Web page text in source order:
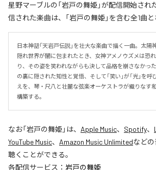
星野マーブルの「岩戸の舞姫」が配信開始さ
信された楽曲は、「岩戸の舞姫」を含む全1曲と
日本神話「天岩戸伝説」を壮大な楽曲で描く一曲。太陽
隠れ世界が闇に包まれたとき、女神アメノウズメは恐
り、その姿を笑われながらも決して品格を崩さなかっ
の裏に隠された知性と覚悟、そして「笑い」が「光」を
えを、琴・尺八と壮麗な弦楽オーケストラが織りなす
構築する。
なお「岩戸の舞姫 」は、 Apple Music、 Spotify、
YouTube Music、 Amazon Music Unlimitedなど
聴くことができる。
各配信サービス： 岩戸の舞姫